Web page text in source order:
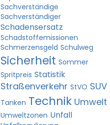
Sachverständige
Sachverständiger
Schadensersatz
Schadstoffemissionen
Schmerzensgeld Schulweg
Sicherheit Sommer
Spritpreis Statistik
Straßenverkehr StVO SUV
Tanken Technik Umwelt
Umweltzonen Unfall